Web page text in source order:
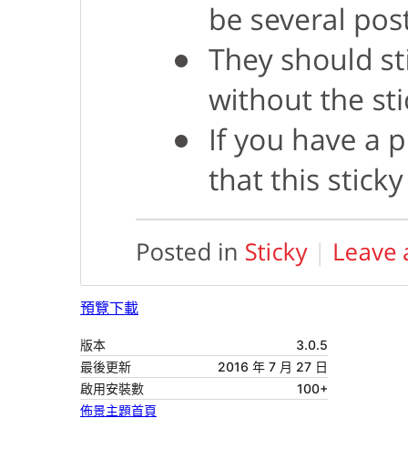
預覽下載
版本
3.0.5
最後更新
2016 年 7 月 27 日
啟用安裝數
100+
佈景主題首頁